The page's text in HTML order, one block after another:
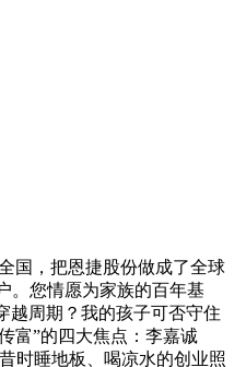
国，把恩捷股份做成了全球
。您情愿为家族的百年基
越周期？我的孩子可否守住
富”的四大焦点：李嘉诚
时睡地板、喝凉水的创业照